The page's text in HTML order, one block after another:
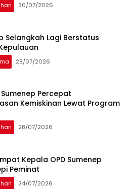
30/07/2026
Selangkah Lagi Berstatus
28/07/2026
Percepat
Kemiskinan Lewat Program
28/07/2026
Kepala OPD Sumenep
Peminat
24/07/2026